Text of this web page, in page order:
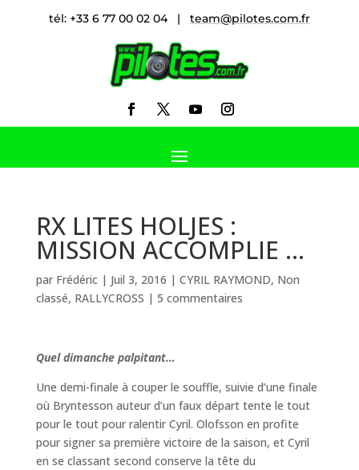
tél: +33 6 77 00 02 04 | team@pilotes.com.fr
RX LITES HOLJES :
MISSION ACCOMPLIE …
par Frédéric| Juil 3, 2016 | CYRIL RAYMOND, Non
classé, RALLYCROSS | 5 commentaires
Quel dimanche palpitant…
Une demi-finale à couper le souffle, suivie d’une finale
où Bryntesson auteur d’un faux départ tente le tout
pour le tout pour ralentir Cyril. Olofsson en profite
pour signer sa première victoire de la saison, et Cyril
en se classant second conserve la tête du